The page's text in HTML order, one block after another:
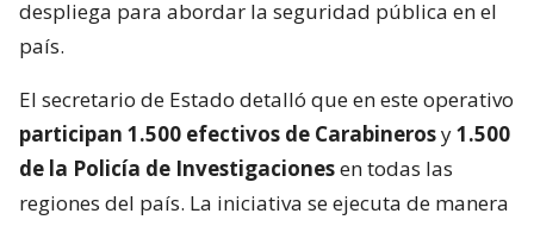
despliega para abordar la seguridad pública en el
país.
El secretario de Estado detalló que en este operativo
participan 1.500 efectivos de Carabinerosy1.500
de la Policía de Investigacionesen todas las
regiones del país. La iniciativa se ejecuta de manera